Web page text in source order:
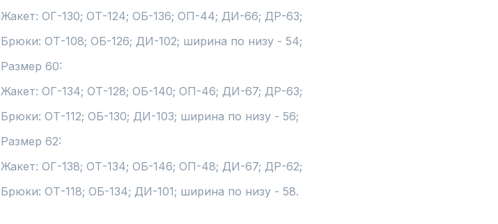
Жакет: ОГ-130; ОТ-124; ОБ-136; ОП-44; ДИ-66; ДР-63;
Брюки: ОТ-108; ОБ-126; ДИ-102; ширина по низу - 54;
Размер 60:
Жакет: ОГ-134; ОТ-128; ОБ-140; ОП-46; ДИ-67; ДР-63;
Брюки: ОТ-112; ОБ-130; ДИ-103; ширина по низу - 56;
Размер 62:
Жакет: ОГ-138; ОТ-134; ОБ-146; ОП-48; ДИ-67; ДР-62;
Брюки: ОТ-118; ОБ-134; ДИ-101; ширина по низу - 58.